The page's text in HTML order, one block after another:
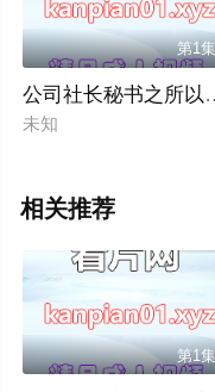
第1
公司社长秘书之所以
未知
相关推荐
第1